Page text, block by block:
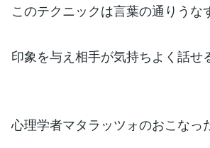
このテクニックは言葉の通りう
印象を与え相手が気持ちよく話せ
心理学者マタラッツォのおこなっ